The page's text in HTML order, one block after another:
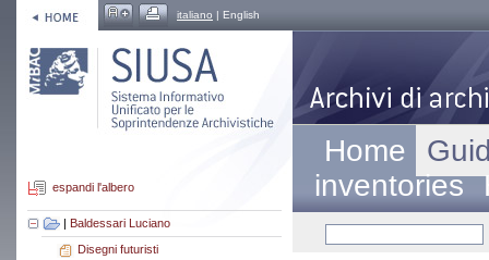
italiano | English
espandi l'albero
| Baldessari Luciano
Disegni futuristi
Home
inventories